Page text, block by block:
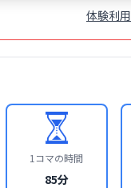
体験利用
1コマの時間
85分